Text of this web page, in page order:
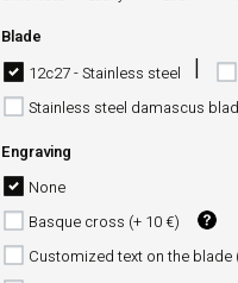
Blade
12c27 - Stainless steel
Stainless steel damascus
Engraving
None
Basque cross (+ 10 €)
Customized text on the blade